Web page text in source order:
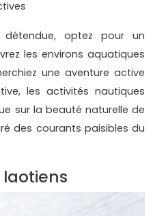
optez pour un
les environs aquatiques
une aventure active
les activités nautiques
sur la beauté naturelle de
des courants paisibles du